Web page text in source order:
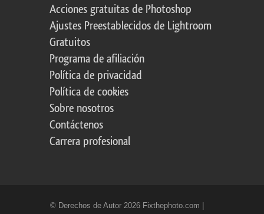
Acciones gratuitas de Photoshop
Ajustes Preestablecidos de Lightroom
Gratuitos
Programa de afiliación
Política de privacidad
Política de cookies
Sobre nosotros
Contáctenos
Carrera profesional
© Derechos de Autor 2026 Fixthephoto.com |